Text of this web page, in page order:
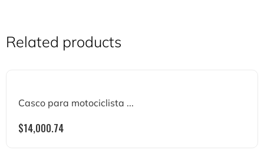
Related products
Casco para motociclista ...
$14,000.74